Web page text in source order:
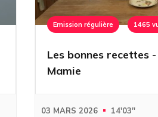
Emission régulière 1465
Les bonnes recettes
Mamie
03 MARS 2026 14'03''